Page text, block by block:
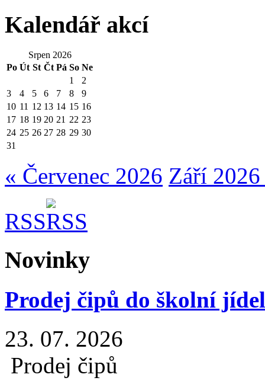
Kalendář akcí
Srpen 2026
Po Út St Čt Pá So Ne
1
2
3
4 5 6 7 8
9
10 11 12 13 14 15 16
17 18 19 20 21 22 23
24 25 26 27 28 29 30
31
« Červenec 2026 Září
RSS
Novinky
Prodej čipů do školní
23. 07. 2026
Prodej čipů